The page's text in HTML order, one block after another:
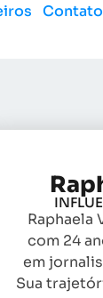
Contato
Raphaela
com 24
em
Sua